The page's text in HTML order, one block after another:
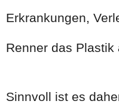
Erkrankungen,
Renner das Plastik
Sinnvoll ist es